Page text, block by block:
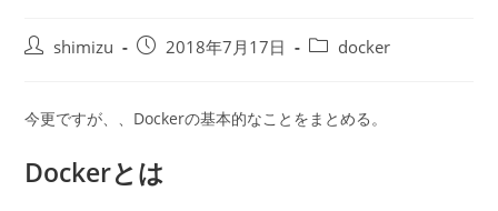
投
shimizu
投
開
2018年7月17日
投
テ
docker
今更ですが、、Dockerの基本的なことをまとめる。
Dockerとは